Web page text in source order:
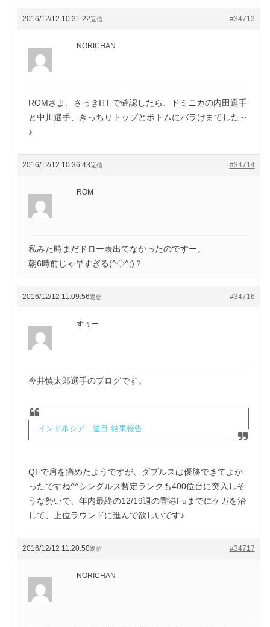
2016/12/12 10:31:22 #34713
返信
NORICHAN
ROMさま、さっきITFで確認したら、ドミニカの内田選手
と中川選手、きっちりトップとボトムにバラけまてした～
♪
2016/12/12 10:36:43 #34714
返信
ROM
私みた時まだドロー表出てなかったのですー。
朝6時前じゃ早すぎる(^◇^;)？
2016/12/12 11:09:56 #34716
返信
すぅー
今井慎太郎選手のブログです。
インドネシア二週目 結果報告
QFで肩を痛めたようですが、ダブルスは優勝できてよか
ったですね^^シングルス暫定ランクも400位台に突入しそ
うな勢いで、年内最終の12/19週の香港Fuまでにケガを治
して、上位ラウンドに進んで欲しいです♪
2016/12/12 11:20:50 #34717
返信
NORICHAN